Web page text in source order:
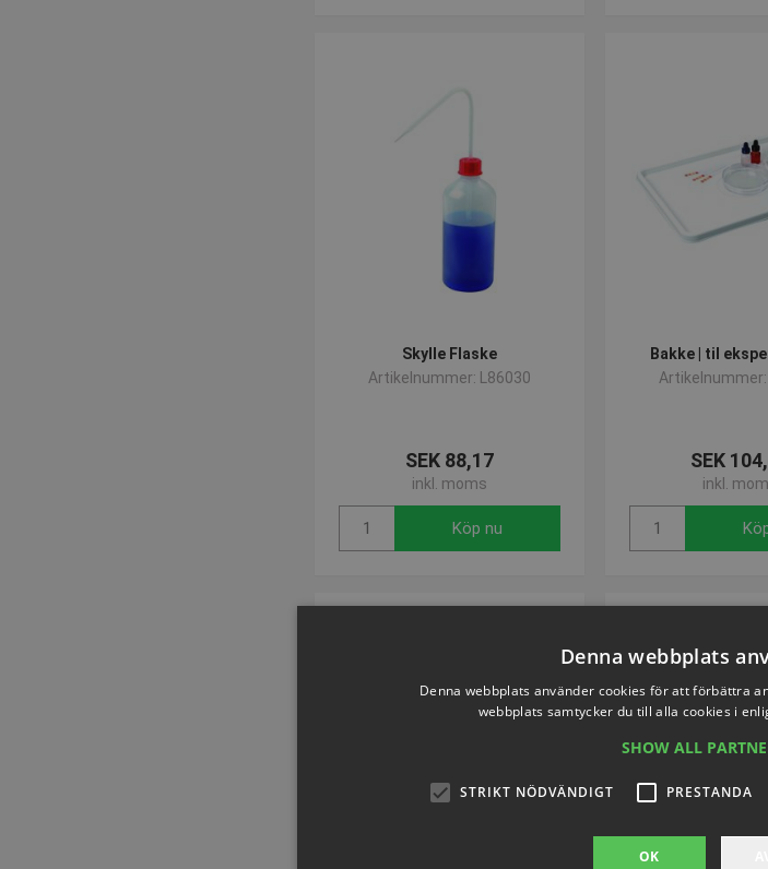
Skylle Flaske
Artikelnummer: L86030
SEK 88,17
inkl. moms
Köp nu
Bakke | til
SEK
inkl.
Denna webbplats
Denna webbplats använder cookies för att förbättra
webbplats samtycker du till alla cookies i
SHOW ALL
STRIKT NÖDVÄNDIGT PRESTANDA
OK